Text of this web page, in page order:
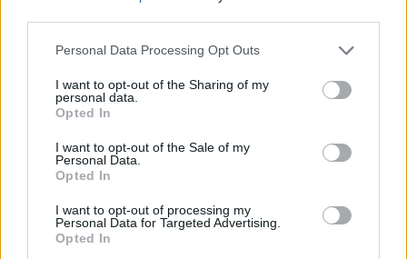
Personal Data Processing Opt Outs
I want to opt-out of the Sharing of my
personal data.
Opted In
I want to opt-out of the Sale of my
Personal Data.
Opted In
I want to opt-out of processing my
Personal Data for Targeted Advertising.
Opted In